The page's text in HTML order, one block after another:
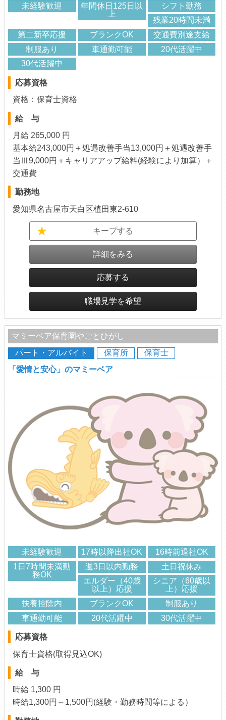
未経験歓迎
年間休日125日以
上
シフト勤務
残業20時間未満
第二新卒応援
ブランクOK
交通費別途支給
制服あり
車通勤可能
20代活躍中
30代活躍中
応募資格
資格：保育士資格
給 与
月給 265,000 円
基本給243,000円＋処遇改善手当13,000円＋処遇改善手
当Ⅲ9,000円＋キャリアアップ給料(経験により加算）＋
交通費
勤務地
愛知県名古屋市天白区植田東2-610
キープする
詳細をみる
応募する
職場見学を希望
マミーベア保育園やごとひがし
パート・アルバイト
保育所
保育士
「愛情と安心」のマミーベア
未経験歓迎 17時以降出社OK
16時前退社OK
1日7時間未満勤
務OK
週3日以内勤務
土日祝休み
エルダー（40歳
以上）応援
シニア（60歳以
上）応援
扶養控除内
ブランクOK
制服あり
車通勤可能
20代活躍中 30代活躍中
応募資格
保育士資格(取得見込OK)
給 与
時給 1,300 円
時給1,300円～1,500円(経験・勤務時間等による）